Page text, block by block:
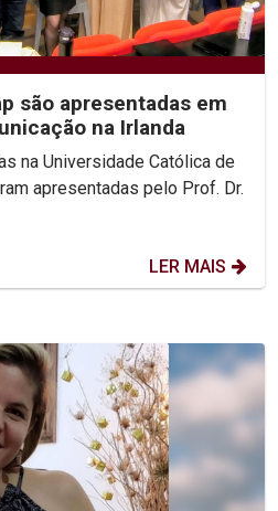
são apresentadas em
na Irlanda
na Universidade Católica de
apresentadas pelo Prof. Dr.
LER MAIS